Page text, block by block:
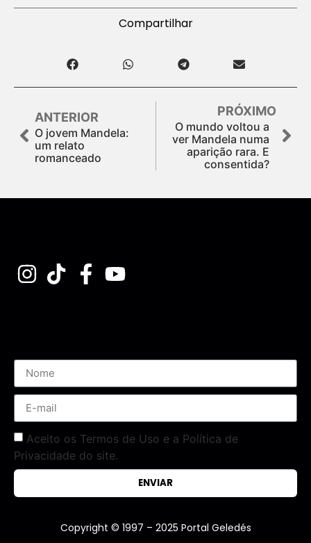
Compartilhar
ANTERIOR
O jovem Mandela:
um relato
romanceado
PRÓXIMO
O mundo voltou a
ver Mandela numa
aparição rara. E
consentida?
Aceito os Termos de Uso e a Política de
Privacidade do site.
ENVIAR
Copyright © 1997 – 2025 Portal Geledés